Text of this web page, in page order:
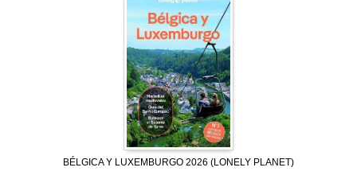
BÉLGICA Y LUXEMBURGO 2026 (LONELY PLANET)